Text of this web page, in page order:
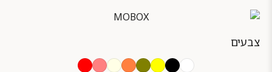
צבעים